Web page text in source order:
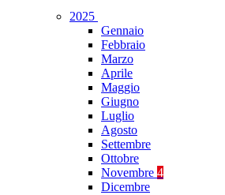
2025
Gennaio
Febbraio
Marzo
Aprile
Maggio
Giugno
Luglio
Agosto
Settembre
Ottobre
Novembre 4
Dicembre